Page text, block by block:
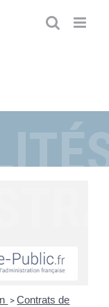
> Contrats de